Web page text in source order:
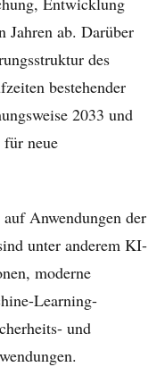
Jahren ab. Darüber
des
bestehender
2033 und
neue
Anwendungen der
unter anderem KI-
moderne
Learning-
und